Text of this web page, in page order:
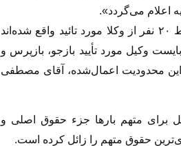
اعلام می‌گردد».
از طرفی در لیست منتشره از طرف رئیس قوه قضاییه فقط ۲۰ نفر از وکلا مورد تائید واقع شده‌اند
وکیل مورد تأیید بازجو، بازپرس و
این محدودیت اعمال‌شده، آقای مصطفی
برای متهم بارها جزء حقوق اصلی و
حقوق متهم را زائل کرده است.